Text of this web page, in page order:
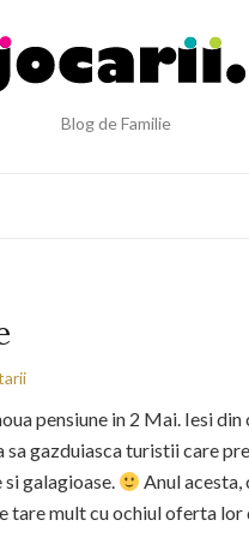
Blog de Familie
pensiune in 2 Mai. Iesi din
sa gazduiasca turistii care
galagioase.
Anul acesta,
tare mult cu ochiul oferta lor